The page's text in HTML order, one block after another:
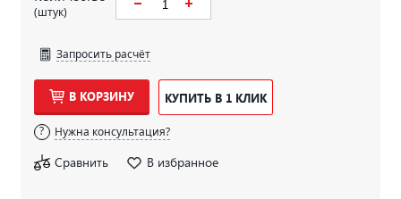
(штук)
Запросить расчёт
В КОРЗИНУ КУПИТЬ В 1 КЛИК
Нужна консультация?
Сравнить В избранное